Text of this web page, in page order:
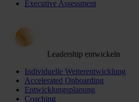
Executive Assessment
Leadership entwickeln
Individuelle Weiterentwicklung
Accelerated Onboarding
Entwicklungsplanung
Coaching